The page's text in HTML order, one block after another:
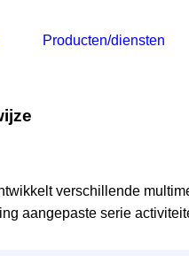
Producten/diensten
verschillende
aangepaste serie